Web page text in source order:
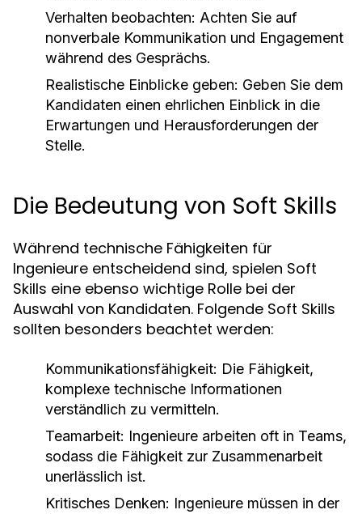
Verhalten beobachten: Achten Sie auf
nonverbale Kommunikation und Engagement
während des Gesprächs.
Realistische Einblicke geben: Geben Sie dem
Kandidaten einen ehrlichen Einblick in die
Erwartungen und Herausforderungen der
Stelle.
Die Bedeutung von Soft Skills
Während technische Fähigkeiten für
Ingenieure entscheidend sind, spielen Soft
Skills eine ebenso wichtige Rolle bei der
Auswahl von Kandidaten. Folgende Soft Skills
sollten besonders beachtet werden:
Kommunikationsfähigkeit: Die Fähigkeit,
komplexe technische Informationen
verständlich zu vermitteln.
Teamarbeit: Ingenieure arbeiten oft in Teams,
sodass die Fähigkeit zur Zusammenarbeit
unerlässlich ist.
Kritisches Denken: Ingenieure müssen in der